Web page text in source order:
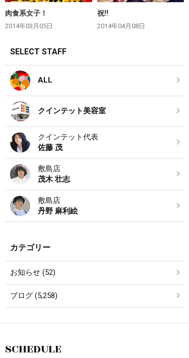
肉食系女子！
2014年03月05日
祝‼︎
2014年04月08日
SELECT STAFF
ALL
クインテット美容室
クインテット代表
佐藤 茂
敷島店
茂木 壮志
敷島店
丹野 麻利絵
カテゴリー
お知らせ (52)
ブログ (5,258)
SCHEDULE